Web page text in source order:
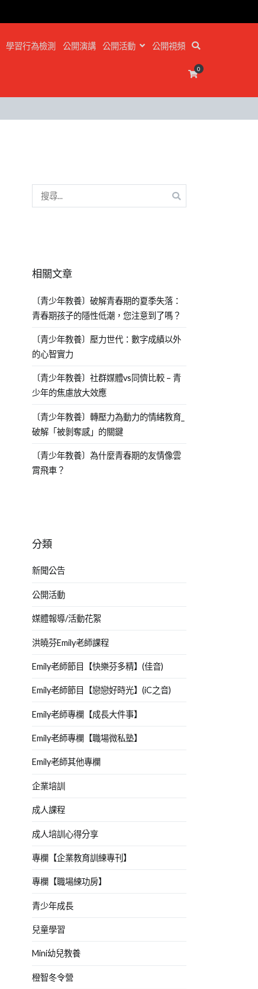
學習行為檢測 公開演講 公開活動 公開視頻
0
相關文章
〔青少年教養〕破解青春期的夏季失落：
青春期孩子的隱性低潮，您注意到了嗎？
〔青少年教養〕壓力世代：數字成績以外
的心智實力
〔青少年教養〕社群媒體vs同儕比較 – 青
少年的焦慮放大效應
〔青少年教養〕轉壓力為動力的情緒教育_
破解「被剝奪感」的關鍵
〔青少年教養〕為什麼青春期的友情像雲
霄飛車？
分類
新聞公告
公開活動
媒體報導/活動花絮
洪曉芬Emily老師課程
Emily老師節目【快樂芬多精】(佳音)
Emily老師節目【戀戀好時光】(iC之音)
Emily老師專欄【成長大件事】
Emily老師專欄【職場微私塾】
Emily老師其他專欄
企業培訓
成人課程
成人培訓心得分享
專欄【企業教育訓練專刊】
專欄【職場練功房】
青少年成長
兒童學習
Mini幼兒教養
橙智冬令營